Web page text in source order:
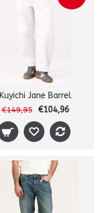
Kuyichi Jane Barrel
€149,95 €104,96